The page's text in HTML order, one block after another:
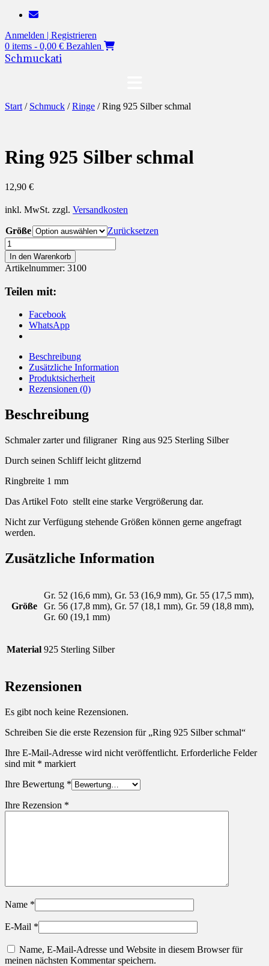
Zum
springen
Anmelden | Registrieren
0 items - 0,00 € Bezahlen
Schmuckati
Start / Schmuck /Ringe / Ring 925 Silber schmal
Ring 925 Silber schmal
12,90 €
inkl. MwSt. zzgl. Versandkosten
Größe
Zurücksetzen
Ring
925
Silber
schmal
Menge
In den Warenkorb
Artikelnummer: 3100
Teilen mit:
Facebook
WhatsApp
Beschreibung
Zusätzliche Information
Produktsicherheit
Rezensionen (0)
Beschreibung
Schmaler zarter und filigraner Ring aus 925 Sterling Silber
Durch seinen Schliff leicht glitzernd
Ringbreite 1 mm
Das Artikel Foto stellt eine starke Vergrößerung dar.
Nicht zur Verfügung stehende Größen können gerne angefragt
werden.
Zusätzliche Information
Größe
Gr. 52 (16,6 mm), Gr. 53 (16,9 mm), Gr. 55 (17,5 mm),
Gr. 56 (17,8 mm), Gr. 57 (18,1 mm), Gr. 59 (18,8 mm),
Gr. 60 (19,1 mm)
Material 925 Sterling Silber
Rezensionen
Es gibt noch keine Rezensionen.
Schreiben Sie die erste Rezension für „Ring 925 Silber schmal“
Ihre E-Mail-Adresse wird nicht veröffentlicht. Erforderliche Felder
sind mit * markiert
Ihre Bewertung *
Ihre Rezension *
Name *
E-Mail *
Name, E-Mail-Adresse und Website in diesem Browser für
meinen nächsten Kommentar speichern.